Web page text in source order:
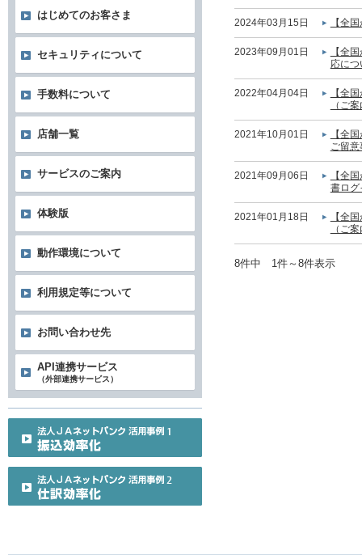
2024年03月15日 【全
2023年09月01日
【全
応に
2022年04月04日
【全
（ご
2021年10月01日
【全
ご留
2021年09月06日
【全
書ログ
2021年01月18日
【全
（ご
8件中 1件～8件表示
はじめてのお客さま
セキュリティについて
手数料について
店舗一覧
サービスのご案内
体験版
動作環境について
利用規定等について
お問い合わせ先
API連携サービス
（外部連携サービス）